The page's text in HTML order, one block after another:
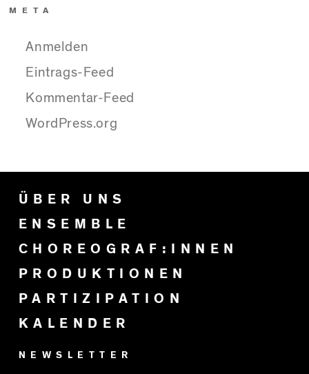
META
Anmelden
Eintrags-Feed
Kommentar-Feed
WordPress.org
ÜBER UNS
ENSEMBLE
CHOREOGRAF:INNEN
PRODUKTIONEN
PARTIZIPATION
KALENDER
NEWSLETTER